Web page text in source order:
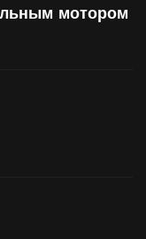
мотором